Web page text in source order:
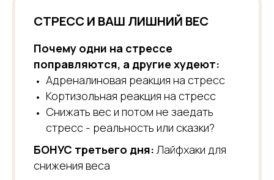
СТРЕСС И ВАШ ЛИШНИЙ ВЕС
Почему одни на стрессе
поправляются, а другие худеют:
Адреналиновая реакция на стресс
Кортизольная реакция на стресс
Снижать вес и потом не заедать
стресс - реальность или сказки?
БОНУС третьего дня: Лайфхаки для
снижения веса